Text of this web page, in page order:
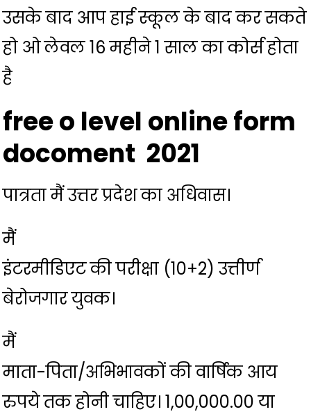
उसके बाद आप हाई स्कूल के बाद कर सकते
हो ओ लेवल 16 महीने 1 साल का कोर्स होता
है
free o level online form
docoment 2021
पात्रतामैंउत्तर प्रदेश का अधिवास।
मैं
इंटरमीडिएट की परीक्षा (10+2) उत्तीर्ण
बेरोजगार युवक।
मैं
माता-पिता/अभिभावकों की वार्षिक आय
रुपये तक होनी चाहिए। 1,00,000.00 या